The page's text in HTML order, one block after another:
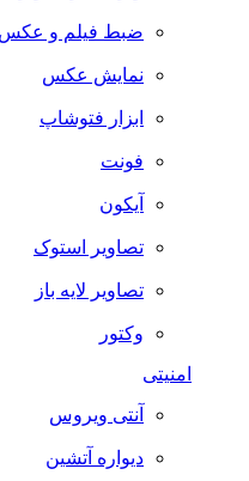
ضبط فيلم و عكس
نمایش عکس
ابزار فتوشاپ
فونت
آیکون
تصاویر استوک
تصاویر لایه باز
وکتور
آنتی ویروس
دیواره آتشین